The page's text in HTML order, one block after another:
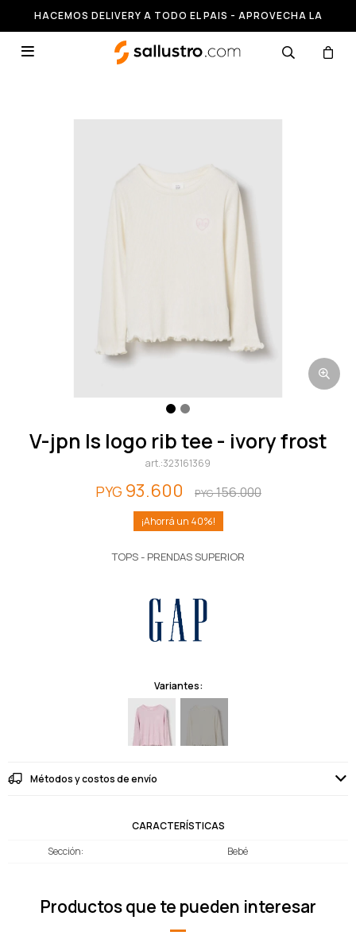
HACEMOS DELIVERY A TODO EL PAIS - APROVECHA LA
RUNNING HASTA 50% OFF

v-jpn ls logo rib tee - ivory frost
323161369
PYG 93.600 PYG156.000
40
TOPS - PRENDAS SUPERIOR
Variantes:
Métodos y costos de envío
CARACTERÍSTICAS
Sección
Bebé
Productos que te pueden interesar